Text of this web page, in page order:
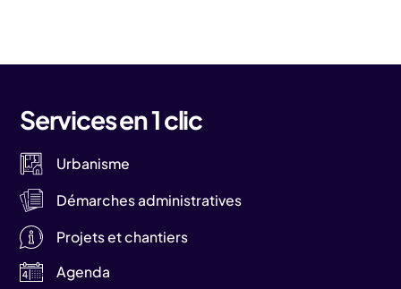
Services en 1 clic
Urbanisme
Démarches administratives
Projets et chantiers
Agenda